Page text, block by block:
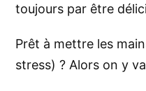
toujours par être
Prêt à mettre les
stress) ? Alors on y